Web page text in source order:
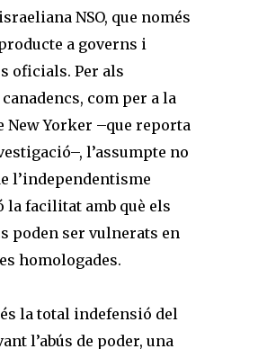
NSO, que només
a governs i
oficials. Per als
com per a la
New Yorker –que reporta
l’assumpte no
l’independentisme
la facilitat amb què els
poden ser vulnerats en
homologades.
la total indefensió del
l’abús de poder, una